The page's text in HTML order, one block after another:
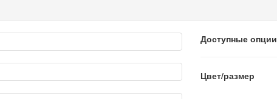
Доступные опции
Цвет/размер